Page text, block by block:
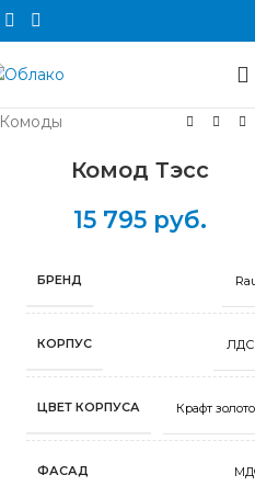
Комоды
Комод Тэсс
15 795 руб.
БРЕНД
КОРПУС
ЦВЕТ КОРПУСА Крафт
ФАСАД